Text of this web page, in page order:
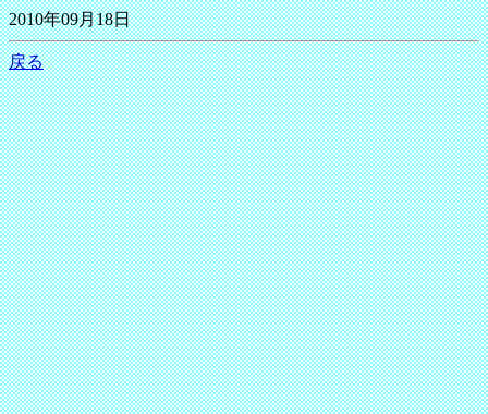
2010年09月18日
戻る